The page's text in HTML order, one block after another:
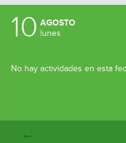
10 AGOSTO
lunes
No hay actividades en esta